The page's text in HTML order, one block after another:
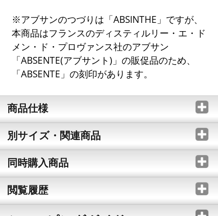
※アブサンのつづりは「ABSINTHE」ですが、
本商品はフランスのディスティルリー・エ・ド
メン・ド・プロヴァンス社のアブサン
「ABSENTE(アブサント)」の販促品のため、
「ABSENTE」の刻印があります。
商品仕様
別サイズ・関連商品
同時購入商品
閲覧履歴